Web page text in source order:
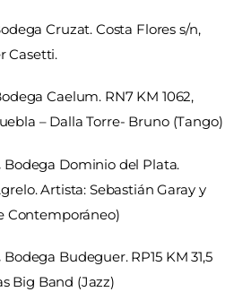
Cruzat. Costa Flores s/n,
Casetti.
Caelum. RN7 KM 1062,
– Dalla Torre- Bruno (Tango)
Bodega Dominio del Plata.
Artista: Sebastián Garay y
Contemporáneo)
Bodega Budeguer. RP15 KM 31,5
Big Band (Jazz)